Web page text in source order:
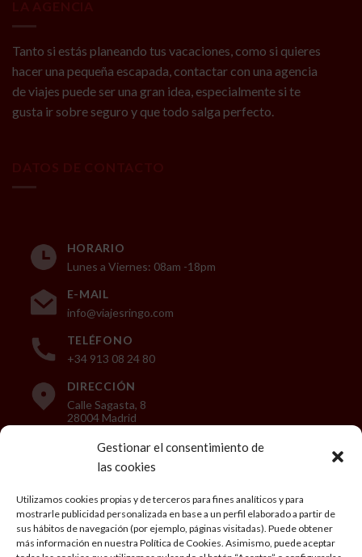
Gestionar el consentimiento de
las cookies
Utilizamos cookies propias y de terceros para fines analíticos y para
mostrarle publicidad personalizada en base a un perfil elaborado a partir de
sus hábitos de navegación (por ejemplo, páginas visitadas). Puede obtener
más información en nuestra Política de Cookies. Asimismo, puede aceptar
Tanto si estás planeando tus vacaciones, como si quieres
hacer una pequeña escapada, contactar con una agencia
de viajes puede ser una gran idea, especialmente si te
gusta ir sobre seguro y que todo salga perfecto.
HORARIO
Lunes a Viernes: 08am -18pm
E-MAIL
info@viajesringo.com
TELÉFONO
+34 913 08 24 80
DIRECCIÓN
Calle Sagasta, 8
28004 Madrid
Aviso Legal
Política de privacidad